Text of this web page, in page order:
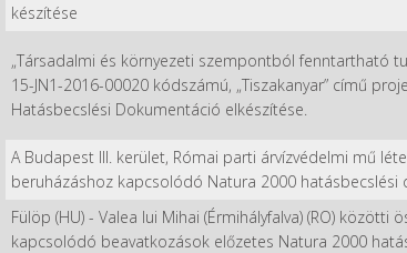
készítése
„Társadalmi és környezeti szempontból fenntartható
15-JN1-2016-00020 kódszámú, „Tiszakanyar” című
Hatásbecslési Dokumentáció elkészítése.
A Budapest III. kerület, Római parti árvízvédelmi mű
beruházáshoz kapcsolódó Natura 2000 hatásbecslési
Fülöp (HU) - Valea lui Mihai (Érmihályfalva) (RO) közötti
kapcsolódó beavatkozások előzetes Natura 2000